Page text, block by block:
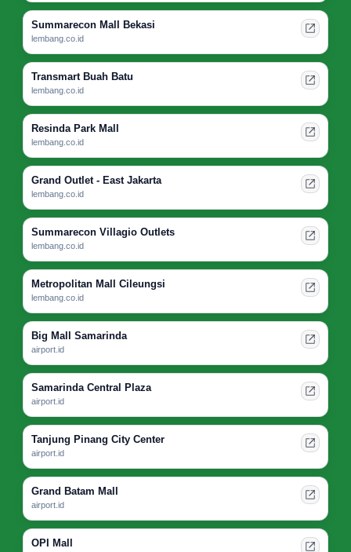
Summarecon Mall Bekasi
lembang.co.id
Transmart Buah Batu
lembang.co.id
Resinda Park Mall
lembang.co.id
Grand Outlet - East Jakarta
lembang.co.id
Summarecon Villagio Outlets
lembang.co.id
Metropolitan Mall Cileungsi
lembang.co.id
Big Mall Samarinda
airport.id
Samarinda Central Plaza
airport.id
Tanjung Pinang City Center
airport.id
Grand Batam Mall
airport.id
OPI Mall